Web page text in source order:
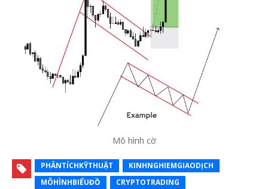
Mô hình cờ
PHÂNTÍCHKỸTHUẬT
KINHNGHIEMGIAODỊCH
MÔHÌNHBIỂUĐỒ
CRYPTOTRADING